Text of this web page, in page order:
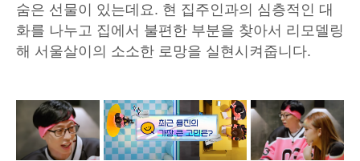
숨은 선물이 있는데요. 현 집주인과의 심층적인 대
화를 나누고 집에서 불편한 부분을 찾아서 리모델링
해 서울살이의 소소한 로망을 실현시켜줍니다.